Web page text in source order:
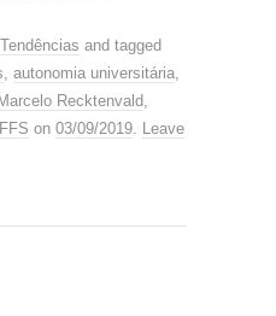
and tagged
autonomia universitária
Recktenvald
on 03/09/2019 Leave